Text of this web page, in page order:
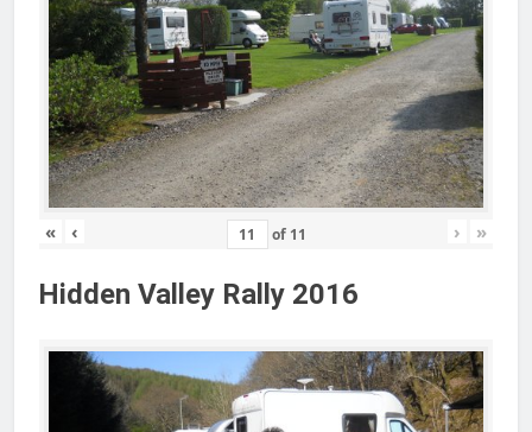
« ‹ of 11 › »
Hidden Valley Rally 2016